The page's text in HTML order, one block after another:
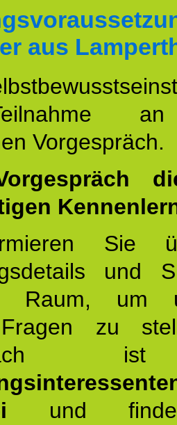
aus
Vorgespräch.
Sie
und
Raum, um
zu
und